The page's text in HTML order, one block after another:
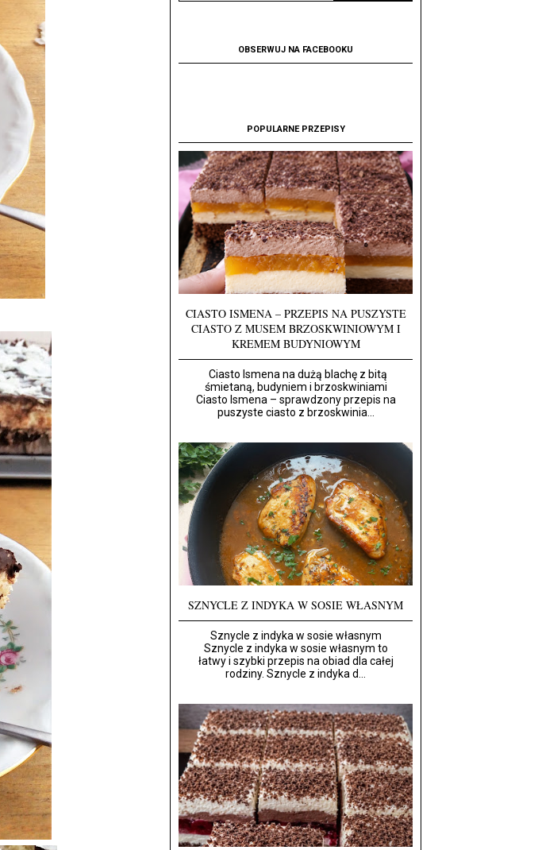
OBSERWUJ NA FACEBOOKU
POPULARNE PRZEPISY
CIASTO ISMENA – PRZEPIS NA PUSZYSTE
CIASTO Z MUSEM BRZOSKWINIOWYM I
KREMEM BUDYNIOWYM
Ciasto Ismena na dużą blachę z bitą
śmietaną, budyniem i brzoskwiniami
Ciasto Ismena – sprawdzony przepis na
puszyste ciasto z brzoskwinia...
SZNYCLE Z INDYKA W SOSIE WŁASNYM
Sznycle z indyka w sosie własnym
Sznycle z indyka w sosie własnym to
łatwy i szybki przepis na obiad dla całej
rodziny. Sznycle z indyka d...